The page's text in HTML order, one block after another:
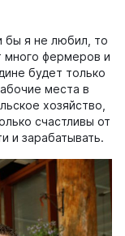
бы я не любил, то
много фермеров и
будет только
места в
хозяйство,
счастливы от
и зарабатывать.